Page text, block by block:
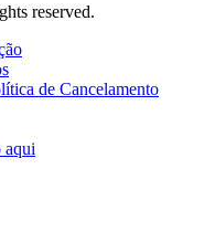
reserved.
de Cancelamento
aqui